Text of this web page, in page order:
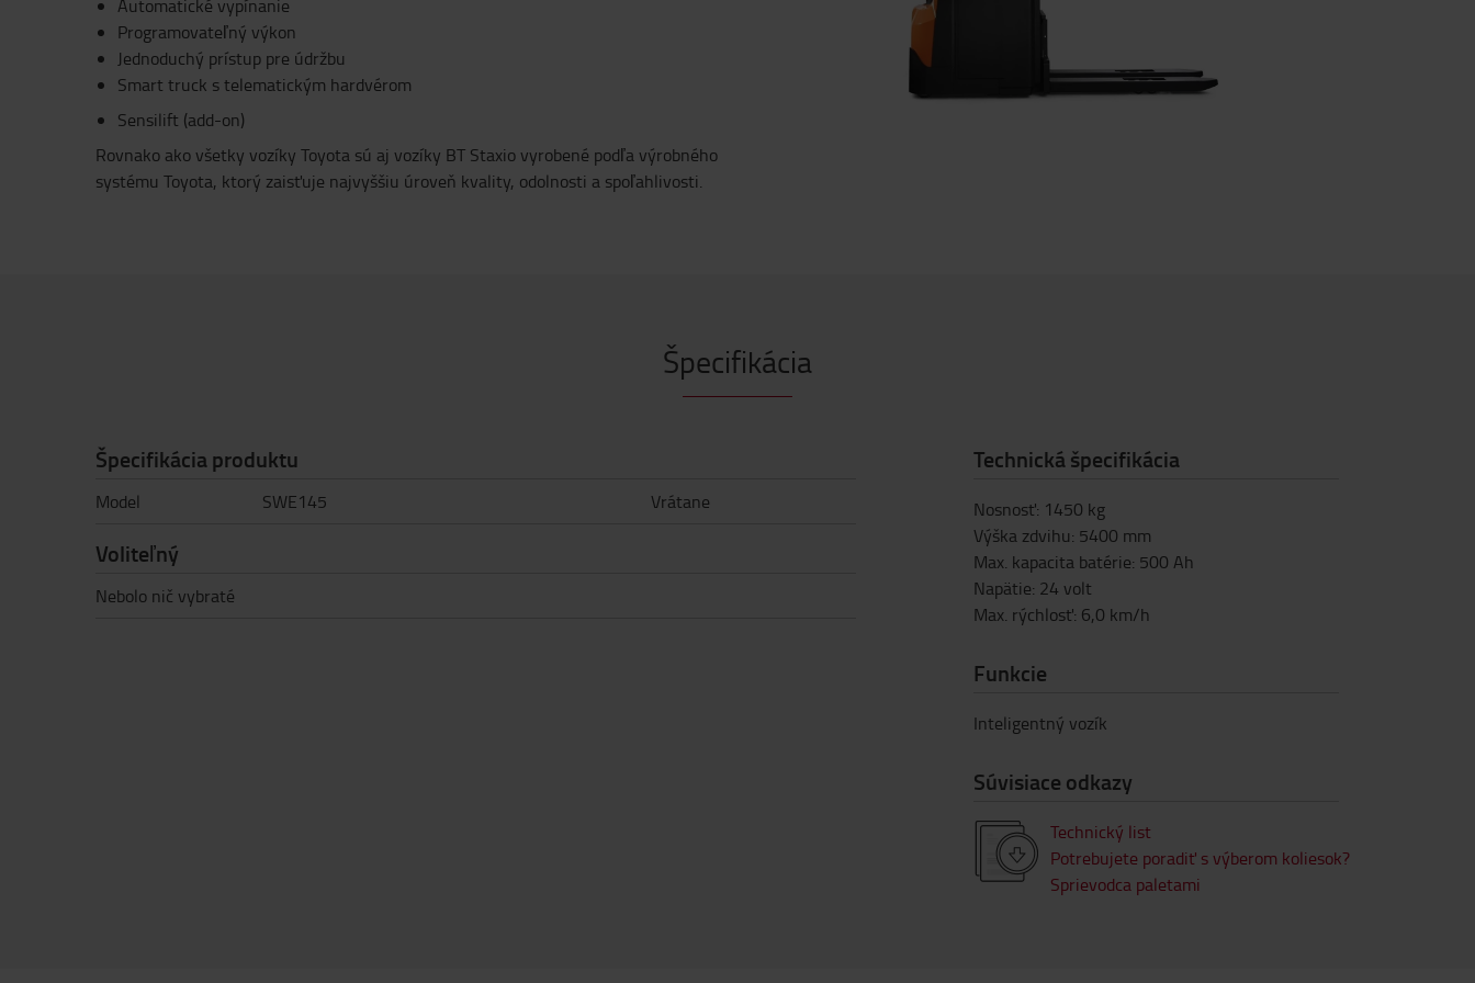
Automatické vypínanie
Programovateľný výkon
Jednoduchý prístup pre údržbu
Smart truck s telematickým hardvérom
Sensilift (add-on)
Rovnako ako všetky vozíky Toyota sú aj vozíky BT Staxio vyrobené podľa výrobného
systému Toyota, ktorý zaisťuje najvyššiu úroveň kvality, odolnosti a spoľahlivosti.
Špecifikácia
Špecifikácia produktu
Model SWE145 Vrátane
Voliteľný
Nebolo nič vybraté
Technická špecifikácia
Nosnosť: 1450 kg
Výška zdvihu: 5400 mm
Max. kapacita batérie: 500 Ah
Napätie: 24 volt
Max. rýchlosť: 6,0 km/h
Funkcie
Inteligentný vozík
Súvisiace odkazy
Technický list
Potrebujete poradiť s výberom koliesok?
Sprievodca paletami